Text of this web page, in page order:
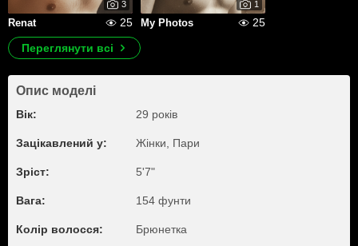
3
Renat 25
1
My Photos
25
Переглянути всі
Опис моделі
Вік: 29 років
Зацікавлений у: Жiнки, Пари
Зріст: 5'7"
Вага: 154 фунти
Колір волосся: Брюнетка